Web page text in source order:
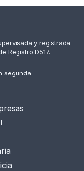
y registrada
Registro D517.
segunda